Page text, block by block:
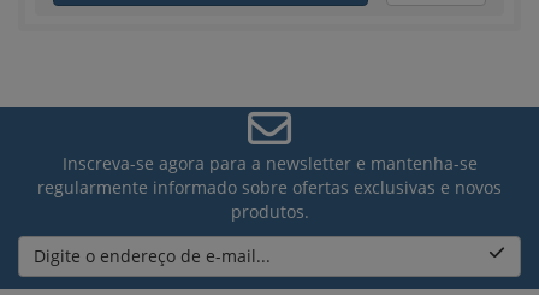
Inscreva-se agora para a newsletter e mantenha-se
regularmente informado sobre ofertas exclusivas e novos
produtos.
Digite o endereço de e-mail...